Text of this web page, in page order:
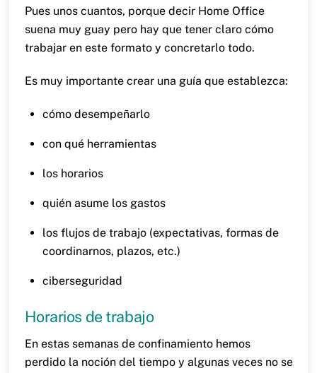
Pues unos cuantos, porque decir Home Office
suena muy guay pero hay que tener claro cómo
trabajar en este formato y concretarlo todo.
Es muy importante crear una guía que establezca:
cómo desempeñarlo
con qué herramientas
los horarios
quién asume los gastos
los flujos de trabajo (expectativas, formas de
coordinarnos, plazos, etc.)
ciberseguridad
Horarios de trabajo
En estas semanas de confinamiento hemos
perdido la noción del tiempo y algunas veces no se